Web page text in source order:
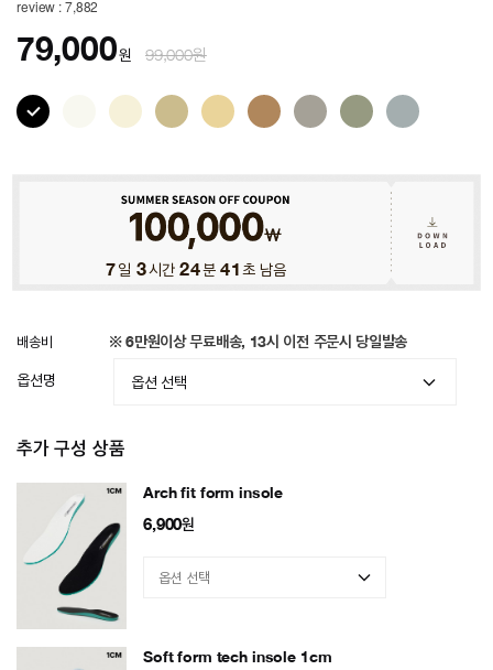
review : 7,882
79,000원 99,000원
7일 3시간 24분 39초 남음
배송비 ※ 6만원이상 무료배송, 13시 이전 주문시 당일발송
옵션명
추가 구성 상품
Arch fit form insole
6,900원
Soft form tech insole 1cm